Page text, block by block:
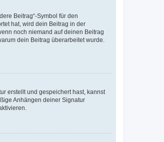
Beitrag“-Symbol für den
hat, wird dein Beitrag in der
noch niemand auf deinen Beitrag
dein Beitrag überarbeitet wurde.
erstellt und gespeichert hast, kannst
Anhängen deiner Signatur